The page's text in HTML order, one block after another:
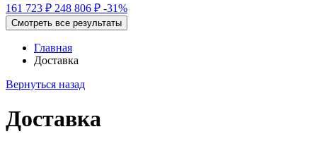
161 723 ₽ 248 806 ₽ -31%
Смотреть все результаты
Главная
Доставка
Вернуться назад
Доставка